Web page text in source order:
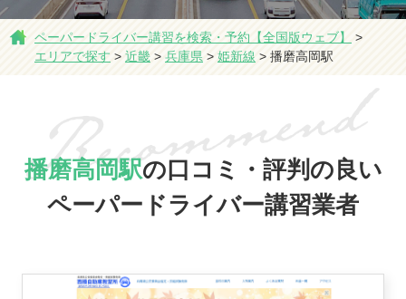
おすすめ業者
講習トピックス
ペーパードライバー講習を検索・予約【全国版ウェブ】
>
エリアで探す > 近畿 > 兵庫県 > 姫新線 > 播磨高岡駅
播磨高岡駅の口コミ・評判の良い
ペーパードライバー講習業者